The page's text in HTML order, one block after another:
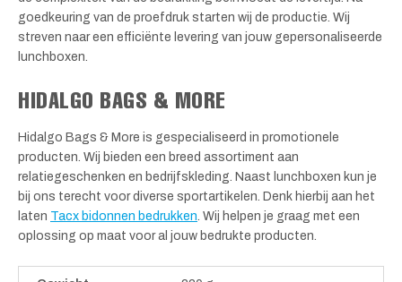
goedkeuring van de proefdruk starten wij de productie. Wij
streven naar een efficiënte levering van jouw gepersonaliseerde
lunchboxen.
HIDALGO BAGS & MORE
Hidalgo Bags & More is gespecialiseerd in promotionele
producten. Wij bieden een breed assortiment aan
relatiegeschenken en bedrijfskleding. Naast lunchboxen kun je
bij ons terecht voor diverse sportartikelen. Denk hierbij aan het
laten Tacx bidonnen bedrukken . Wij helpen je graag met een
oplossing op maat voor al jouw bedrukte producten.